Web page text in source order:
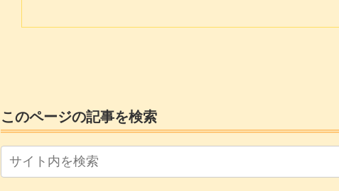
このページの記事を検索